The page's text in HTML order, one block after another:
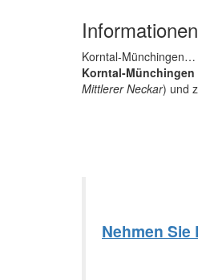
Korntal-Münchingen…
Korntal-Münchingen
Mittlerer Neckar) und
Nehmen Sie